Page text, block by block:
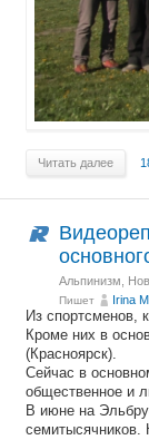
Читать далее
Альпинизм
Пишет Irina
Из спортсменов,
Кроме них в
(Красноярск).
Сейчас в
общественное и
В июне на
семитысячников.